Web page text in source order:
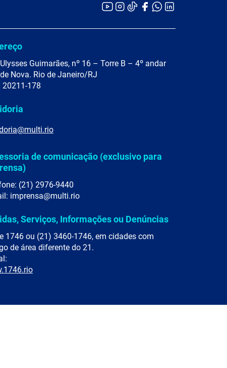
Guimarães, nº 16 – Torre B – 4º andar
Nova. Rio de Janeiro/RJ
20211-178
de comunicação (exclusivo para
(21) 2976-9440
imprensa@multi.rio
Serviços, Informações ou Denúncias
1746 ou (21) 3460-1746, em cidades com
de área diferente do 21.